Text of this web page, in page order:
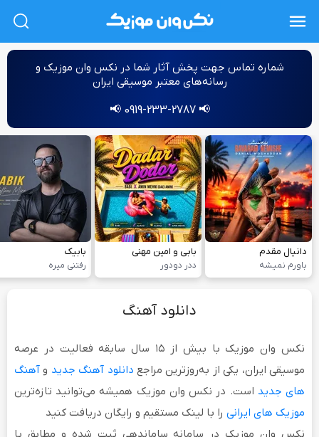
شماره‌ تماس جهت پخش آثار شما در نکس وان موزیک و
رسانه‌های معتبر موسیقی ایران
📢 0919-233-2787 📢
دانیال مقدم
باورم نمیشه
بابی و امین مهنی
ددر دودور
بابیک
رفتنی میره
دانلود آهنگ
نکس وان موزیک با بیش از ۱۵ سال سابقه فعالیت
در عرصه
موسیقی ایران، یکی از به‌روزترین مراجع دانلود آهنگ جدید و آهنگ
های جدید است. در نکس وان موزیک همیشه می‌توانید تازه‌ترین
موزیک های ایرانی را با لینک مستقیم و رایگان دریافت کنید
نکس وان موزیک در سامانه ساماندهی ثبت شده و مطابق با